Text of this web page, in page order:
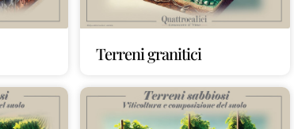
Terreni granitici